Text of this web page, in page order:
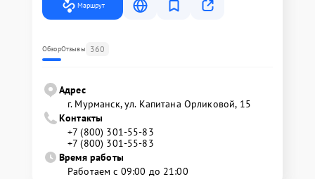
Маршрут
ОбзорОтзывы 360
Адрес
г. Мурманск, ул. Капитана Орликовой, 15
Контакты
+7 (800) 301-55-83
+7 (800) 301-55-83
Время работы
Работаем с 09:00 до 21:00